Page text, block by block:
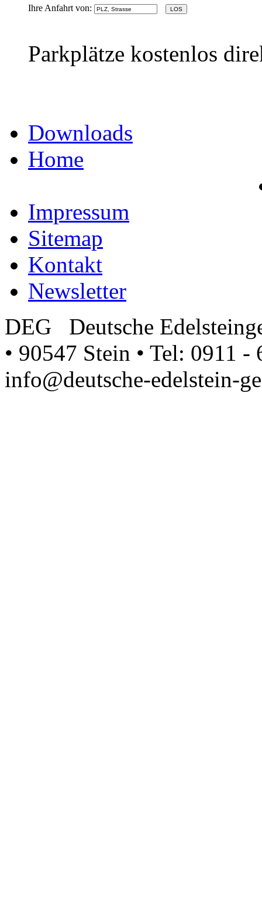
Ihre Anfahrt von:
Parkplätze kostenlos
Downloads
Home
Impressum
Sitemap
Kontakt
Newsletter
DEG Deutsche
• 90547 Stein • Tel: 0911 -
info@deutsche-edelstein-